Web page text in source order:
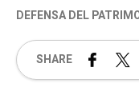
DEFENSA DEL
SHARE